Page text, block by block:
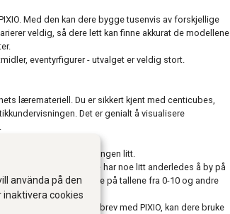
Med den kan dere bygge tusenvis av forskjellige
veldig, så dere lett kan finne akkurat de modellene
eventyrfigurer - utvalget er veldig stort.
læremateriell. Du er sikkert kjent med centicubes,
Det er genialt å visualisere
kan krydre undervisningen litt.
til regnestykker, og de har noe litt anderledes å by på
det morsommere å øve på tallene fra 0-10 og andre
eller skrevet brev med PIXIO, kan dere bruke
använda på den
cookies